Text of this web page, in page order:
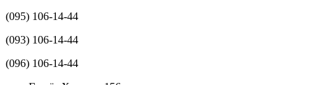
(095) 106-14-44
(093) 106-14-44
(096) 106-14-44